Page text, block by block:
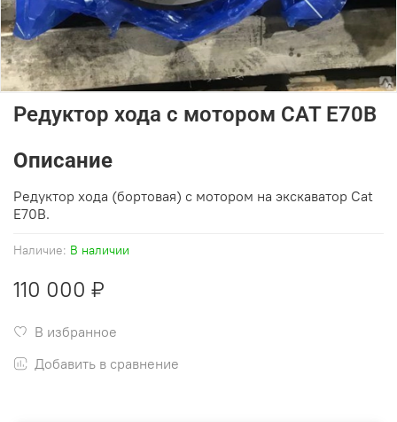
Наличие: В наличии
Редуктор хода c мотором CAT E70B
110 000 ₽
В избранное
Добавить в сравнение
Описание
Редуктор хода (бортовая) с мотором на экскаватор Cat
E70B.